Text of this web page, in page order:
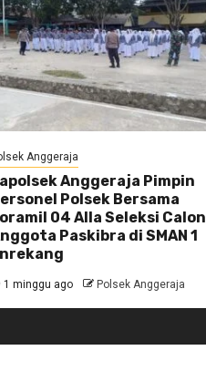
Anggeraja
Anggeraja Pimpin
Polsek Bersama
04 Alla Seleksi Calon
Paskibra di SMAN 1
1 minggu ago Polsek Anggeraja